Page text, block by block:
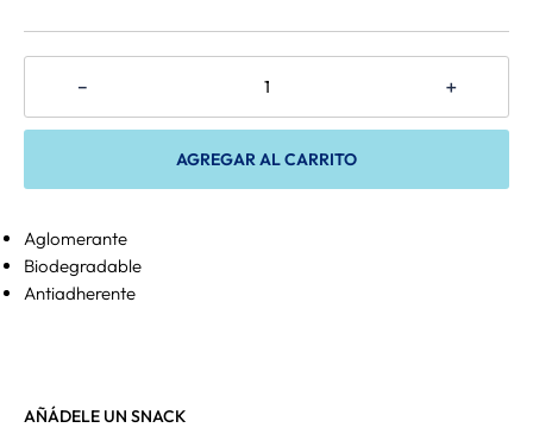
＋
－
AGREGAR AL CARRITO
Aglomerante
Biodegradable
Antiadherente
AÑÁDELE UN SNACK
9. Belcando